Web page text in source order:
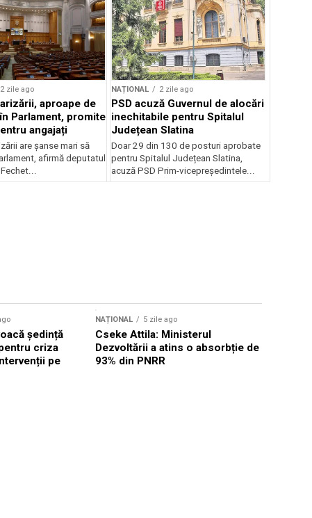
2 zile ago
aproape de
Parlament, promite
angajați
are șanse mari să
afirmă deputatul
NAȚIONAL 2 zile ago
PSD acuză Guvernul de alocări
inechitabile pentru Spitalul
Județean Slatina
Doar 29 din 130 de posturi aprobate
pentru Spitalul Județean Slatina,
acuză PSD Prim-vicepreședintele...
ședință
criza
pe
NAȚIONAL 5 zile ago
Cseke Attila: Ministerul
Dezvoltării a atins o absorbție de
93% din PNRR